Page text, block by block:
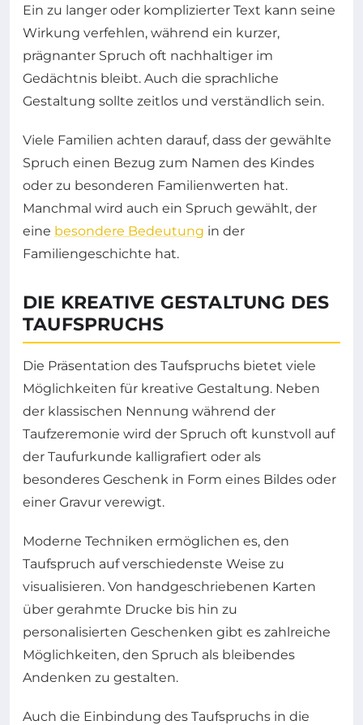
Ein zu langer oder komplizierter Text kann seine
Wirkung verfehlen, während ein kurzer,
prägnanter Spruch oft nachhaltiger im
Gedächtnis bleibt. Auch die sprachliche
Gestaltung sollte zeitlos und verständlich sein.
Viele Familien achten darauf, dass der gewählte
Spruch einen Bezug zum Namen des Kindes
oder zu besonderen Familienwerten hat.
Manchmal wird auch ein Spruch gewählt, der
eine besondere Bedeutung in der
Familiengeschichte hat.
DIE KREATIVE GESTALTUNG DES
TAUFSPRUCHS
Die Präsentation des Taufspruchs bietet viele
Möglichkeiten für kreative Gestaltung. Neben
der klassischen Nennung während der
Taufzeremonie wird der Spruch oft kunstvoll auf
der Taufurkunde kalligrafiert oder als
besonderes Geschenk in Form eines Bildes oder
einer Gravur verewigt.
Moderne Techniken ermöglichen es, den
Taufspruch auf verschiedenste Weise zu
visualisieren. Von handgeschriebenen Karten
über gerahmte Drucke bis hin zu
personalisierten Geschenken gibt es zahlreiche
Möglichkeiten, den Spruch als bleibendes
Andenken zu gestalten.
Auch die Einbindung des Taufspruchs in die